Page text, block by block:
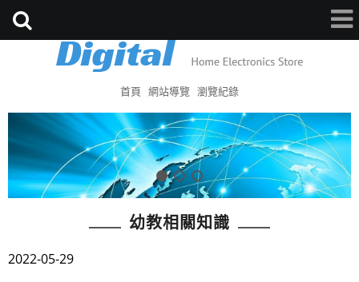
首頁 網站導覽 瀏覽紀錄
幼教相關知識
2022-05-29